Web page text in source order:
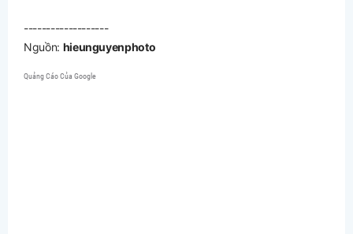
-------------------
Nguồn: hieunguyenphoto
Quảng Cáo Của Google